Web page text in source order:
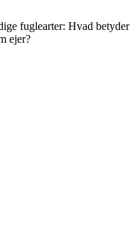
fuglearter: Hvad betyder
ejer?